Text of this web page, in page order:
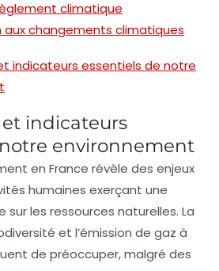
climatique
changements climatiques
indicateurs essentiels de notre
indicateurs
environnement
en France révèle des enjeux
humaines exerçant une
sur les ressources naturelles. La
et l’émission de gaz à
de préoccuper, malgré des